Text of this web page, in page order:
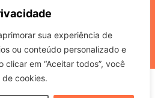
sua experiência de
ou conteúdo personalizado e
clicar em “Aceitar todos”, você
cookies.LTDA – ME – CNPJ